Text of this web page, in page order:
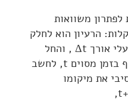
לפתרון משוואות
הרעיון הוא לחלק
את הזמן במרווחים שווים בעלי אורך Δt , והחל
מהמיקום והמהירות של הגוף בזמן מסוים t, לחשב
את מיקומו